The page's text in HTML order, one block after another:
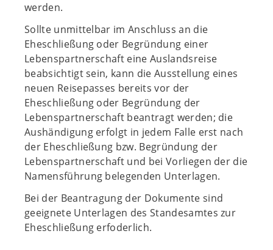
werden.
Sollte unmittelbar im Anschluss an die
Eheschließung oder Begründung einer
Lebenspartnerschaft eine Auslandsreise
beabsichtigt sein, kann die Ausstellung eines
neuen Reisepasses bereits vor der
Eheschließung oder Begründung der
Lebenspartnerschaft beantragt werden; die
Aushändigung erfolgt in jedem Falle erst nach
der Eheschließung bzw. Begründung der
Lebenspartnerschaft und bei Vorliegen der die
Namensführung belegenden Unterlagen.
Bei der Beantragung der Dokumente sind
geeignete Unterlagen des Standesamtes zur
Eheschließung erfoderlich.